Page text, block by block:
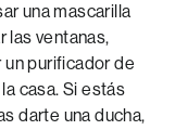
una mascarilla
las ventanas,
purificador de
casa. Si estás
darte una ducha,